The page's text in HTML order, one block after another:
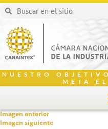
NUESTRO
META
Imagen anterior
Imagen siguiente